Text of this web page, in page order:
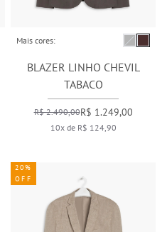
Mais cores:
BLAZER LINHO CHEVIL
TABACO
R$ 2.490,00R$ 1.249,00
10x de R$ 124,90
20%
OFF